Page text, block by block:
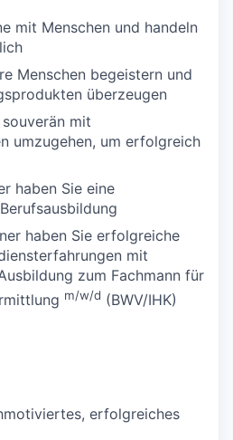
mit Menschen und handeln
Menschen begeistern und
überzeugen
mit
umzugehen, um erfolgreich
haben Sie eine
haben Sie erfolgreiche
mit
zum Fachmann für
m/w/d (BWV/IHK)
erfolgreiches